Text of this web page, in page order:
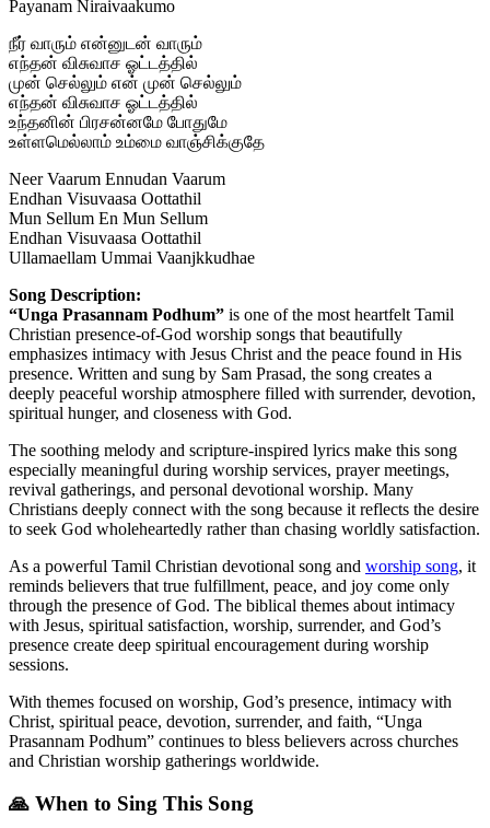
Payanam Niraivaakumo
நீர் வாரும் என்னுடன் வாரும்
எந்தன் விசுவாச ஓட்டத்தில்
முன் செல்லும் என் முன் செல்லும்
எந்தன் விசுவாச ஓட்டத்தில்
உந்தனின் பிரசன்னமே போதுமே
உள்ளமெல்லாம் உம்மை வாஞ்சிக்குதே
Neer Vaarum Ennudan Vaarum
Endhan Visuvaasa Oottathil
Mun Sellum En Mun Sellum
Endhan Visuvaasa Oottathil
Ullamaellam Ummai Vaanjkkudhae
Song Description:
“Unga Prasannam Podhum” is one of the most heartfelt Tamil
Christian presence-of-God worship songs that beautifully
emphasizes intimacy with Jesus Christ and the peace found in His
presence. Written and sung by Sam Prasad, the song creates a
deeply peaceful worship atmosphere filled with surrender, devotion,
spiritual hunger, and closeness with God.
The soothing melody and scripture-inspired lyrics make this song
especially meaningful during worship services, prayer meetings,
revival gatherings, and personal devotional worship. Many
Christians deeply connect with the song because it reflects the desire
to seek God wholeheartedly rather than chasing worldly satisfaction.
As a powerful Tamil Christian devotional song and worship song, it
reminds believers that true fulfillment, peace, and joy come only
through the presence of God. The biblical themes about intimacy
with Jesus, spiritual satisfaction, worship, surrender, and God’s
presence create deep spiritual encouragement during worship
sessions.
With themes focused on worship, God’s presence, intimacy with
Christ, spiritual peace, devotion, surrender, and faith, “Unga
Prasannam Podhum” continues to bless believers across churches
and Christian worship gatherings worldwide.
🙏 When to Sing This Song